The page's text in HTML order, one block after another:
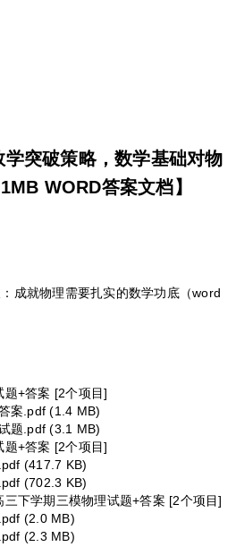
突破策略，数学基础对物
WORD答案文档】
成就物理需要扎实的数学功底（word
题+答案 [2个项目]
案.pdf (1.4 MB)
题.pdf (3.1 MB)
题+答案 [2个项目]
(417.7 KB)
(702.3 KB)
下学期三模物理试题+答案 [2个项目]
(2.0 MB)
(2.3 MB)